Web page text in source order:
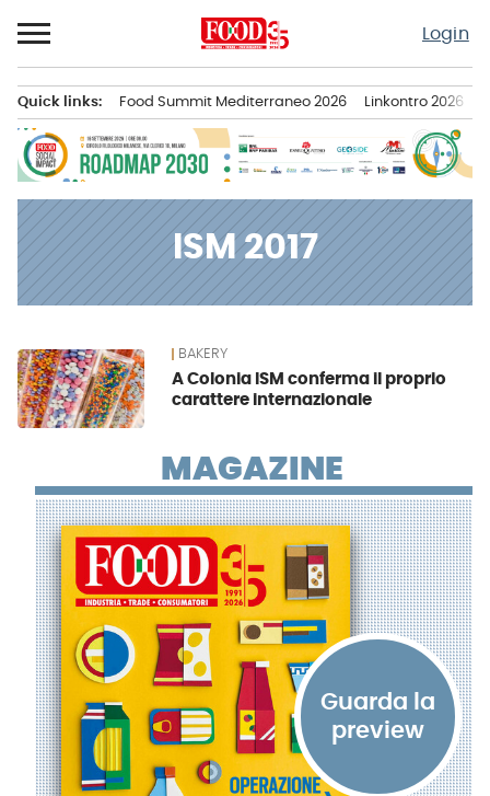
al
contenuto
Login
principale
Quick links: Food Summit Mediterraneo 2026 Linkontro 2026
ISM 2017
News BAKERY
A Colonia ISM conferma il proprio
carattere internazionale
MAGAZINE